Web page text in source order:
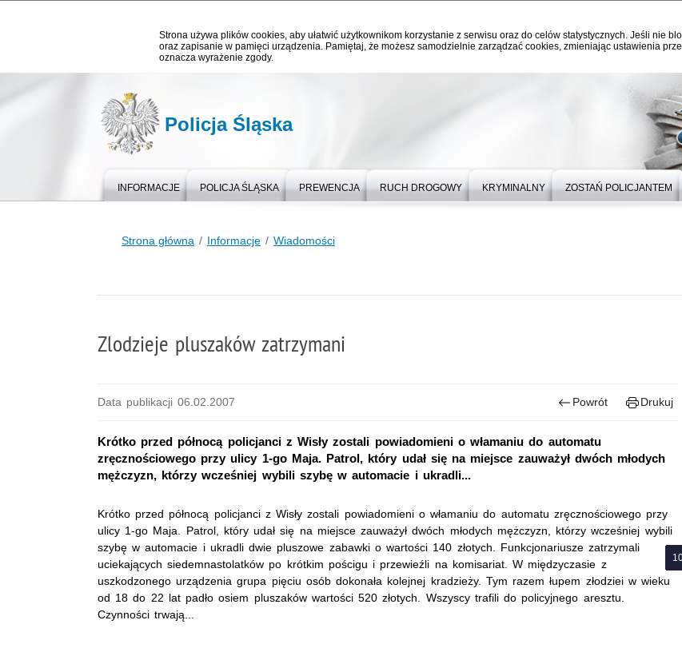
Strona używa plików cookies, aby ułatwić użytkownikom korzystanie z serwisu oraz do celów statystycznych. Jeśli nie
oraz zapisanie w pamięci urządzenia. Pamiętaj, że możesz samodzielnie zarządzać cookies, zmieniając ustawienia
oznacza wyrażenie zgody.
Policja Śląska
INFORMACJE POLICJA ŚLĄSKA PREWENCJA RUCH DROGOWY KRYMINALNY ZOSTAŃ POLICJANTEM
Strona główna Informacje Wiadomości
Zlodzieje pluszaków zatrzymani
Data publikacji 06.02.2007 Powrót Drukuj
Krótko przed północą policjanci z Wisły zostali powiadomieni o włamaniu do automatu
zręcznościowego przy ulicy 1-go Maja. Patrol, który udał się na miejsce zauważył dwóch młodych
mężczyzn, którzy wcześniej wybili szybę w automacie i ukradli...
Krótko przed północą policjanci z Wisły zostali powiadomieni o włamaniu do automatu zręcznościowego przy
ulicy 1-go Maja. Patrol, który udał się na miejsce zauważył dwóch młodych mężczyzn, którzy wcześniej wybili
szybę w automacie i ukradli dwie pluszowe zabawki o wartości 140 złotych. Funkcjonariusze zatrzymali
uciekających siedemnastolatków po krótkim pościgu i przewieźli na komisariat. W międzyczasie z
uszkodzonego urządzenia grupa pięciu osób dokonała kolejnej kradzieży. Tym razem łupem złodziei w wieku
od 18 do 22 lat padło osiem pluszaków wartości 520 złotych. Wszyscy trafili do policyjnego aresztu.
Czynności trwają...